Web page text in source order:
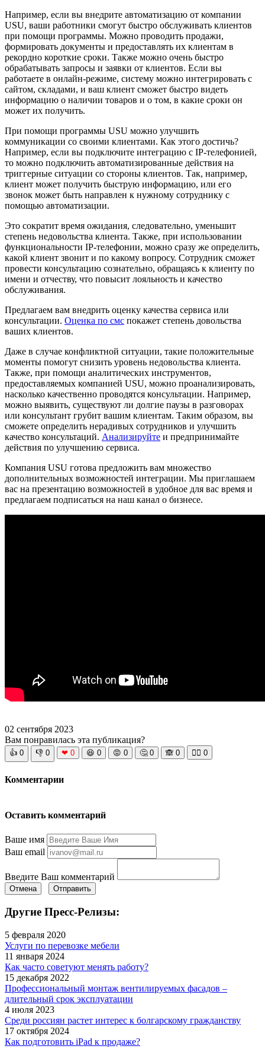
Например, если вы внедрите автоматизацию от компании
USU, ваши работники смогут быстро обслуживать клиентов
при помощи программы. Можно проводить продажи,
формировать документы и предоставлять их клиентам в
рекордно короткие сроки. Также можно очень быстро
обрабатывать запросы и заявки от клиентов. Если вы
работаете в онлайн-режиме, систему можно интегрировать с
сайтом, складами, и ваш клиент сможет быстро видеть
информацию о наличии товаров и о том, в какие сроки он
может их получить.
При помощи программы USU можно улучшить
коммуникации со своими клиентами. Как этого достичь?
Например, если вы подключите интеграцию с IP-телефонией,
то можно подключить автоматизированные действия на
триггерные ситуации со стороны клиентов. Так, например,
клиент может получить быструю информацию, или его
звонок может быть направлен к нужному сотруднику с
помощью автоматизации.
Это сократит время ожидания, следовательно, уменьшит
степень недовольства клиента. Также, при использовании
функциональности IP-телефонии, можно сразу же определить,
какой клиент звонит и по какому вопросу. Сотрудник сможет
провести консультацию сознательно, обращаясь к клиенту по
имени и отчеству, что повысит лояльность и качество
обслуживания.
Предлагаем вам внедрить оценку качества сервиса или
консультации. Оценка по смс покажет степень довольства
ваших клиентов.
Даже в случае конфликтной ситуации, такие положительные
моменты помогут снизить уровень недовольства клиента.
Также, при помощи аналитических инструментов,
предоставляемых компанией USU, можно проанализировать,
насколько качественно проводятся консультации. Например,
можно выявить, существуют ли долгие паузы в разговорах
или консультант грубит вашим клиентам. Таким образом, вы
сможете определить нерадивых сотрудников и улучшить
качество консультаций. Анализируйте и предпринимайте
действия по улучшению сервиса.
Компания USU готова предложить вам множество
дополнительных возможностей интеграции. Мы приглашаем
вас на презентацию возможностей в удобное для вас время и
предлагаем подписаться на наш канал о бизнесе.
02 сентября 2023
Вам понравилась эта публикация?
👍 0 👎 0 ❤ 0 😆 0 😡 0 🤔 0 🙈 0 🧘‍♀️ 0
Комментарии
Оставить комментарий
Ваше имя
Ваш email
Введите Ваш комментарий
Отмена Отправить
Другие Пресс-Релизы:
5 февраля 2020
Услуги по перевозке мебели
11 января 2024
Как часто советуют менять работу?
15 декабря 2022
Профессиональный монтаж вентилируемых фасадов –
длительный срок эксплуатации
4 июля 2023
Среди россиян растет интерес к болгарскому гражданству
17 октября 2024
Как подготовить iPad к продаже?